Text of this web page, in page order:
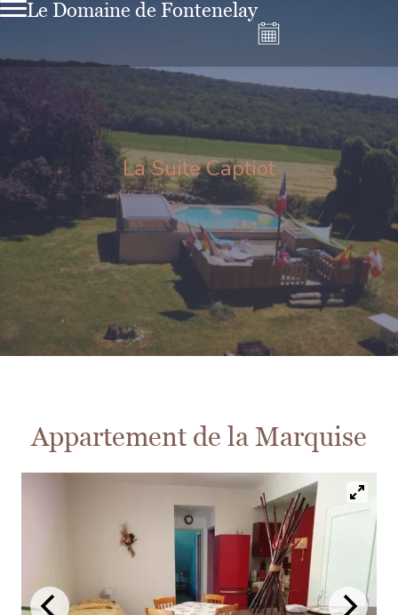
Le Domaine de Fontenelay
La Suite Captiot
Appartement de la Marquise